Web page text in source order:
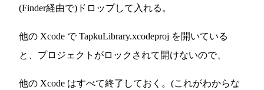
(Finder経由で)ドロップして入れる。
他の Xcode で TapkuLibrary.xcodeproj を開いている
と、プロジェクトがロックされて開けないので、
他の Xcode はすべて終了しておく。(これがわからな